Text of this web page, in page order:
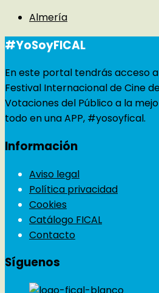
Almería
#YoSoyFICAL
En este portal tendrás acceso
Festival Internacional de Cine
Votaciones del Público a la
todo en una APP, #yosoyfical.
Información
Aviso legal
Política privacidad
Cookies
Catálogo FICAL
Contacto
Síguenos